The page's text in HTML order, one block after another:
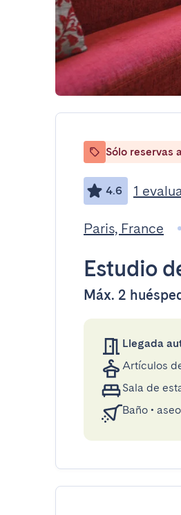
Sólo reservas
4.6 1
Paris, France
Estudio
Máx. 2
Llegada
Artículos
Sala de
Baño •